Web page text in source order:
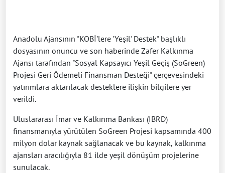
Anadolu Ajansının "KOBİ'lere 'Yeşil' Destek" başlıklı
dosyasının onuncu ve son haberinde Zafer Kalkınma
Ajansı tarafından "Sosyal Kapsayıcı Yeşil Geçiş (SoGreen)
Projesi Geri Ödemeli Finansman Desteği" çerçevesindeki
yatırımlara aktarılacak desteklere ilişkin bilgilere yer
verildi.
Uluslararası İmar ve Kalkınma Bankası (IBRD)
finansmanıyla yürütülen SoGreen Projesi kapsamında 400
milyon dolar kaynak sağlanacak ve bu kaynak, kalkınma
ajansları aracılığıyla 81 ilde yeşil dönüşüm projelerine
sunulacak.